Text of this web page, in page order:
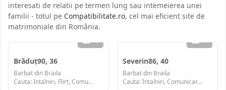
interesati de relatii pe termen lung sau intemeierea unei
familii - totul pe Compatibilitate.ro, cel mai eficient site de
matrimoniale din România.
1
Brăduț90, 36
Barbat din Braila
Cauta: Intalniri, Flirt, Comunicare / chat, Prietenie, Casatorie
1
Severin86, 40
Barbat din Braila
Cauta: Intalniri, Comunicare / chat, Prietenie, Casatorie